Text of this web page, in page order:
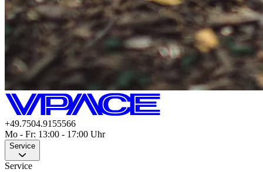
+49.7504.9155566
Mo - Fr: 13:00 - 17:00 Uhr
Service
Service